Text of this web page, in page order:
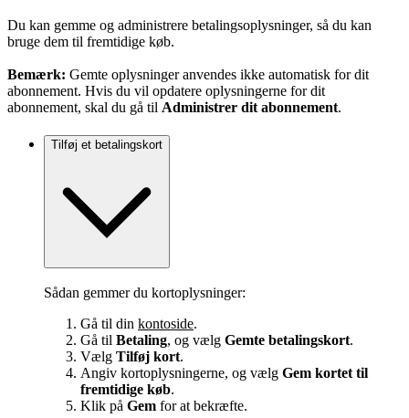
Du kan gemme og administrere betalingsoplysninger, så du kan
bruge dem til fremtidige køb.
Bemærk: Gemte oplysninger anvendes ikke automatisk for dit
abonnement. Hvis du vil opdatere oplysningerne for dit
abonnement, skal du gå til Administrer dit abonnement.
Tilføj et betalingskort
Sådan gemmer du kortoplysninger:
Gå til din kontoside.
Gå til Betaling, og vælg Gemte betalingskort.
Vælg Tilføj kort.
Angiv kortoplysningerne, og vælg Gem kortet til
fremtidige køb.
Klik på Gem for at bekræfte.